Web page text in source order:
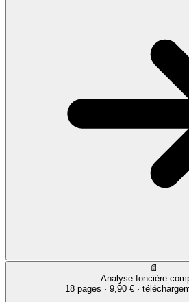
📄
Analyse foncière
18 pages · 9,90 €·